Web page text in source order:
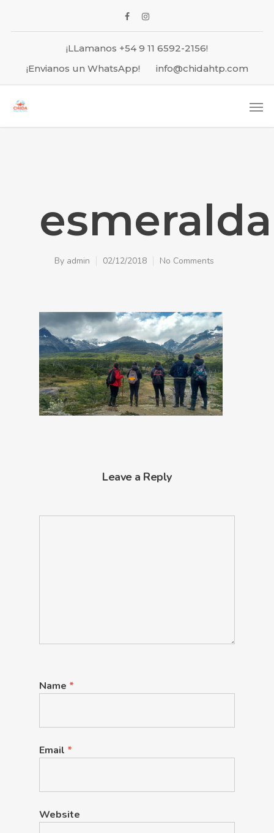
¡LLamanos +54 9 11 6592-2156!
¡Envianos un WhatsApp!
info@chidahtp.com
esmeralda
By admin 02/12/2018 No Comments
Leave a Reply
Name *
Email *
Website